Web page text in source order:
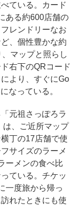
ている。カード
ある約600店舗の
レンドリーなお
、個性豊かな約
マップと照らし
右下のQRコード
より、すぐにGo
なっている。
元祖さっぽろラ
は、ご近所マップ
丁の17店舗で使
サイズのラーメ
ーメンの食べ比
ている。チケッ
一度旅から帰っ
れたときにも使